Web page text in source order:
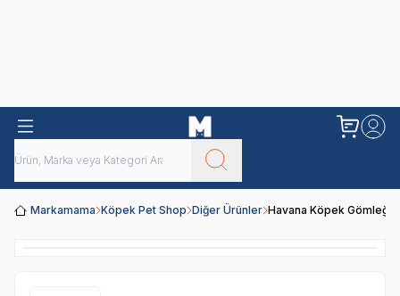
Markamama Köpek Pet Shop Diğer Ürünler Havana Köpek Gömleği